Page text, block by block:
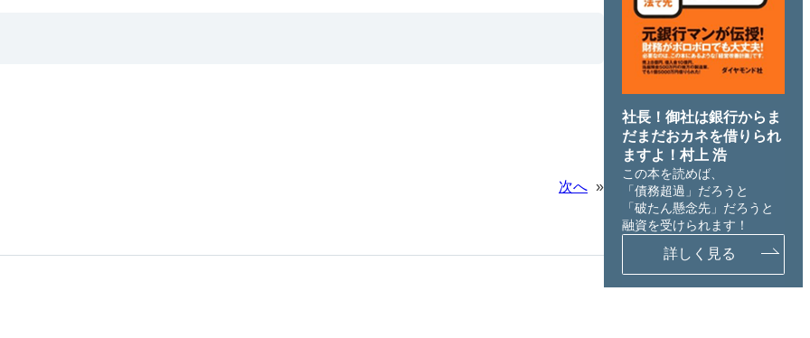
次へ »
社長！御社は銀行からま
だまだおカネを借りられ
ますよ！村上 浩
この本を読めば、
「債務超過」だろうと
「破たん懸念先」だろうと
融資を受けられます！
詳しく見る